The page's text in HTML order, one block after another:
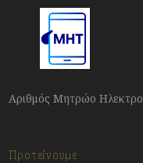
Αριθμός Μητρώο
Προτείνουμε